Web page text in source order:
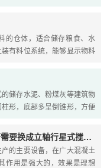
的仓体，适合储存粮食、水
有料位系统，能够显示物料
储存水泥、粉煤灰等建筑物
形，底部多呈倒锥形，方便
大型混凝土搅拌站主机是否需要换成立轴行星式搅拌机
的主要设备，在广大混凝土
作用是强大的，效果是理想